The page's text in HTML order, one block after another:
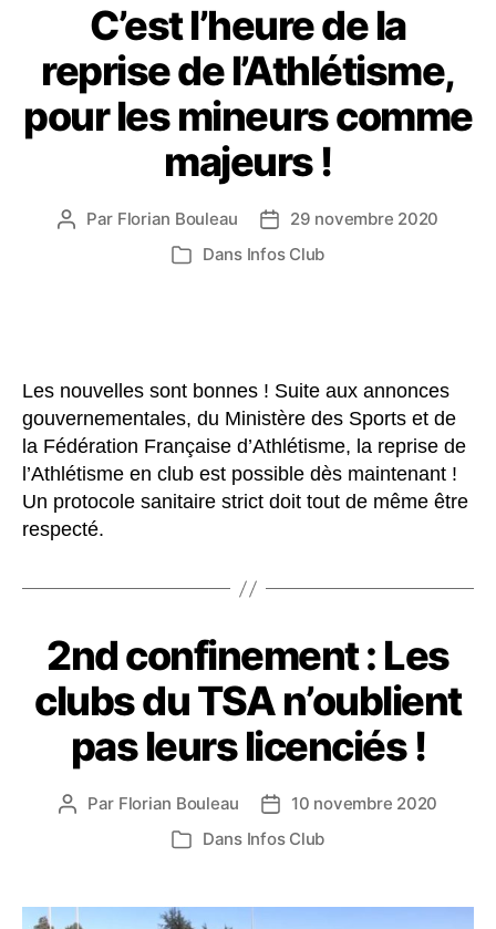
C’est l’heure de la
reprise de l’Athlétisme,
pour les mineurs comme
majeurs !
Auteur
Par Florian Bouleau
Date29 novembre 2020
Catégories
Dans Infos Club
Les nouvelles sont bonnes ! Suite aux annonces
gouvernementales, du Ministère des Sports et de
la Fédération Française d’Athlétisme, la reprise de
l’Athlétisme en club est possible dès maintenant !
Un protocole sanitaire strict doit tout de même être
respecté.
2nd confinement : Les
clubs du TSA n’oublient
pas leurs licenciés !
Auteur
Par Florian Bouleau
Date10 novembre 2020
Catégories
Dans Infos Club